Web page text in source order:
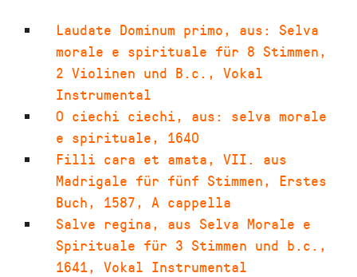
Laudate Dominum primo, aus: Selva
morale e spirituale für 8 Stimmen,
2 Violinen und B.c. , Vokal
Instrumental
O ciechi ciechi, aus: selva morale
e spirituale, 1640
Filli cara et amata, VII. aus
Madrigale für fünf Stimmen, Erstes
Buch, 1587, A cappella
Salve regina, aus Selva Morale e
Spirituale für 3 Stimmen und b.c. ,
1641, Vokal Instrumental